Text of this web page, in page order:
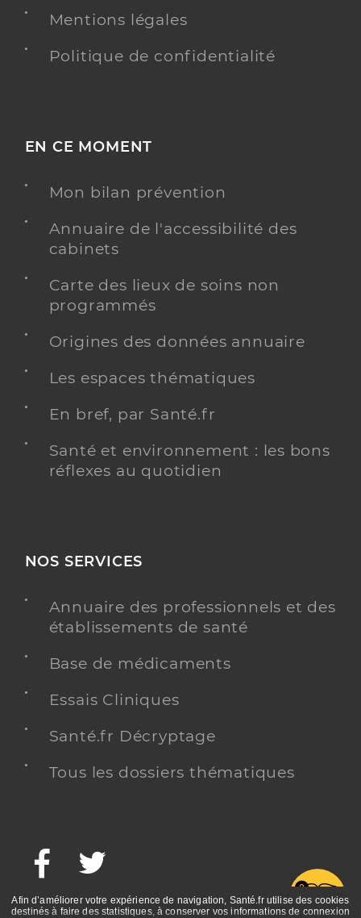
Mentions légales
Politique de confidentialité
EN CE MOMENT
Mon bilan prévention
Annuaire de l'accessibilité des
cabinets
Carte des lieux de soins non
programmés
Origines des données annuaire
Les espaces thématiques
En bref, par Santé.fr
Santé et environnement : les bons
réflexes au quotidien
NOS SERVICES
Annuaire des professionnels et des
établissements de santé
Base de médicaments
Essais Cliniques
Santé.fr Décryptage
Tous les dossiers thématiques
Facebook
Afin d’améliorer votre expérience de navigation, Santé.fr utilise des cookies
destinés à faire des statistiques, à conserver vos informations de connexion